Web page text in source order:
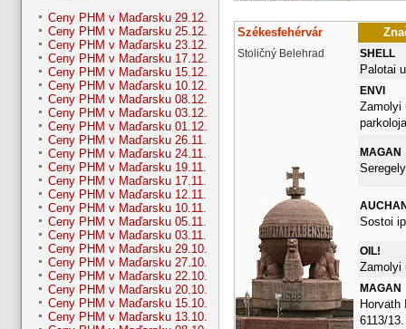
Ceny PHM v Maďarsku 29.12.
Ceny PHM v Maďarsku 25.12.
Ceny PHM v Maďarsku 23.12.
Ceny PHM v Maďarsku 17.12.
Ceny PHM v Maďarsku 15.12.
Ceny PHM v Maďarsku 10.12.
Ceny PHM v Maďarsku 08.12.
Ceny PHM v Maďarsku 03.12.
Ceny PHM v Maďarsku 01.12.
Ceny PHM v Maďarsku 26.11.
Ceny PHM v Maďarsku 24.11.
Ceny PHM v Maďarsku 19.11.
Ceny PHM v Maďarsku 17.11.
Ceny PHM v Maďarsku 12.11.
Ceny PHM v Maďarsku 10.11.
Ceny PHM v Maďarsku 05.11.
Ceny PHM v Maďarsku 03.11.
Ceny PHM v Maďarsku 29.10.
Ceny PHM v Maďarsku 27.10.
Ceny PHM v Maďarsku 22.10.
Ceny PHM v Maďarsku 20.10.
Ceny PHM v Maďarsku 15.10.
Ceny PHM v Maďarsku 13.10.
Székesfehérvár
Stoličný Belehrad SHELL
Palotai
ENVI
Zamolyi
MAGAN
Sostoi
OIL!
Zamolyi
MAGAN
Horvath
6113/13.